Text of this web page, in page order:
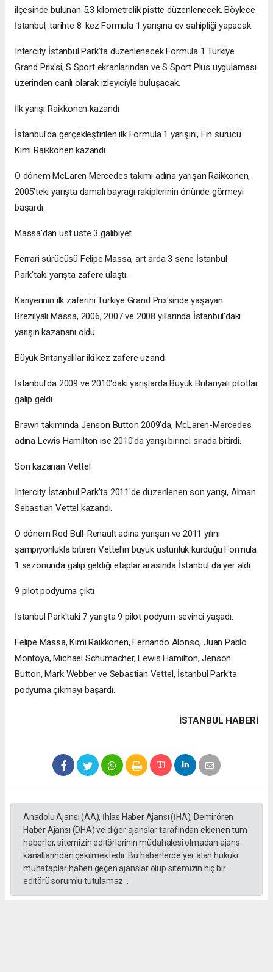
ilçesinde bulunan 5,3 kilometrelik pistte düzenlenecek. Böylece
İstanbul, tarihte 8. kez Formula 1 yarışına ev sahipliği yapacak.
Intercity İstanbul Park’ta düzenlenecek Formula 1 Türkiye
Grand Prix'si, S Sport ekranlarından ve S Sport Plus uygulaması
üzerinden canlı olarak izleyiciyle buluşacak.
İlk yarışı Raikkonen kazandı
İstanbul'da gerçekleştirilen ilk Formula 1 yarışını, Fin sürücü
Kimi Raikkonen kazandı.
O dönem McLaren Mercedes takımı adına yarışan Raikkonen,
2005'teki yarışta damalı bayrağı rakiplerinin önünde görmeyi
başardı.
Massa'dan üst üste 3 galibiyet
Ferrari sürücüsü Felipe Massa, art arda 3 sene İstanbul
Park'taki yarışta zafere ulaştı.
Kariyerinin ilk zaferini Türkiye Grand Prix'sinde yaşayan
Brezilyalı Massa, 2006, 2007 ve 2008 yıllarında İstanbul'daki
yarışın kazananı oldu.
Büyük Britanyalılar iki kez zafere uzandı
İstanbul'da 2009 ve 2010'daki yarışlarda Büyük Britanyalı pilotlar
galip geldi.
Brawn takımında Jenson Button 2009'da, McLaren-Mercedes
adına Lewis Hamilton ise 2010'da yarışı birinci sırada bitirdi.
Son kazanan Vettel
Intercity İstanbul Park'ta 2011'de düzenlenen son yarışı, Alman
Sebastian Vettel kazandı.
O dönem Red Bull-Renault adına yarışan ve 2011 yılını
şampiyonlukla bitiren Vettel'in büyük üstünlük kurduğu Formula
1 sezonunda galip geldiği etaplar arasında İstanbul da yer aldı.
9 pilot podyuma çıktı
İstanbul Park'taki 7 yarışta 9 pilot podyum sevinci yaşadı.
Felipe Massa, Kimi Raikkonen, Fernando Alonso, Juan Pablo
Montoya, Michael Schumacher, Lewis Hamilton, Jenson
Button, Mark Webber ve Sebastian Vettel, İstanbul Park'ta
podyuma çıkmayı başardı.
İSTANBUL HABERİ
Anadolu Ajansı (AA), İhlas Haber Ajansı (İHA), Demirören
Haber Ajansı (DHA) ve diğer ajanslar tarafından eklenen tüm
haberler, sitemizin editörlerinin müdahalesi olmadan ajans
kanallarından çekilmektedir. Bu haberlerde yer alan hukuki
muhataplar haberi geçen ajanslar olup sitemizin hiç bir
editörü sorumlu tutulamaz...